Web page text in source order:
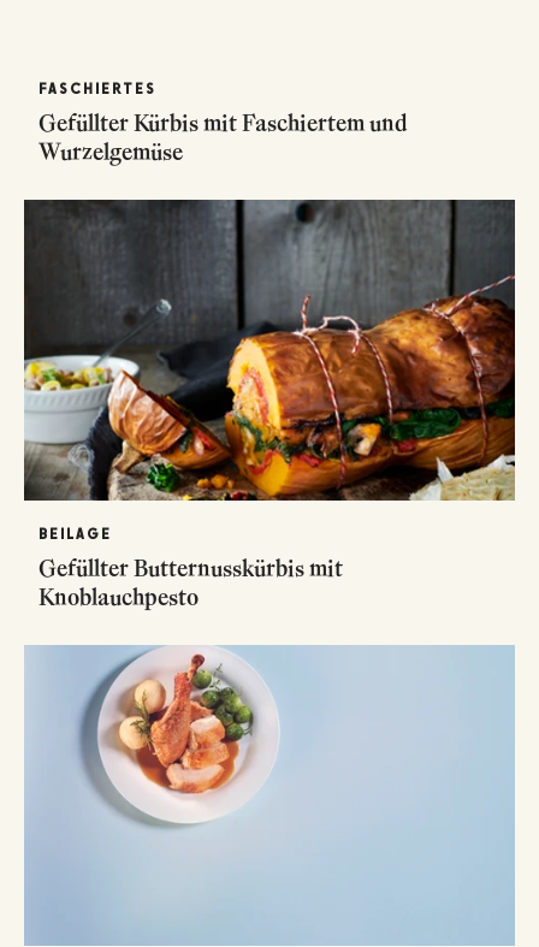
FASCHIERTES
Gefüllter Kürbis mit Faschiertem und
Wurzelgemüse
BEILAGE
Gefüllter Butternusskürbis mit
Knoblauchpesto